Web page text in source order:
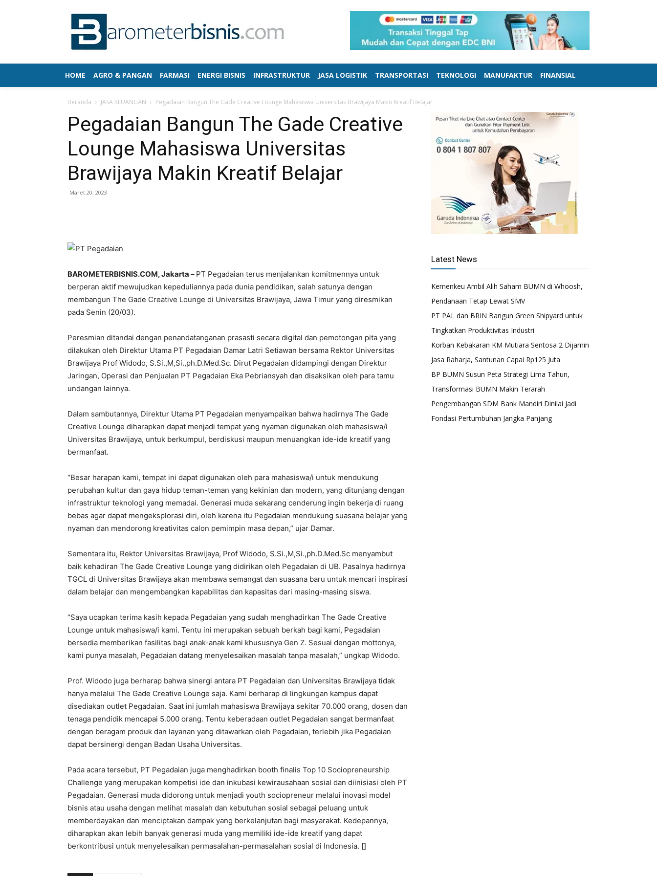
HOME AGRO & PANGAN FARMASI ENERGI BISNIS INFRASTRUKTUR JASA LOGISTIK TRANSPORTASI TEKNOLOGI MANUFAKTUR FINANSIAL
Beranda JASA KEUANGAN Pegadaian Bangun The Gade Creative Lounge Mahasiswa Universitas Brawijaya Makin Kreatif Belajar
Pegadaian Bangun The Gade Creative
Lounge Mahasiswa Universitas
Brawijaya Makin Kreatif Belajar
Maret 20, 2023
BAROMETERBISNIS.COM, Jakarta – PT Pegadaian terus menjalankan komitmennya untuk
berperan aktif mewujudkan kepeduliannya pada dunia pendidikan, salah satunya dengan
membangun The Gade Creative Lounge di Universitas Brawijaya, Jawa Timur yang diresmikan
pada Senin (20/03).
Peresmian ditandai dengan penandatanganan prasasti secara digital dan pemotongan pita yang
dilakukan oleh Direktur Utama PT Pegadaian Damar Latri Setiawan bersama Rektor Universitas
Brawijaya Prof Widodo, S.Si.,M,Si.,ph.D.Med.Sc. Dirut Pegadaian didampingi dengan Direktur
Jaringan, Operasi dan Penjualan PT Pegadaian Eka Pebriansyah dan disaksikan oleh para tamu
undangan lainnya.
Dalam sambutannya, Direktur Utama PT Pegadaian menyampaikan bahwa hadirnya The Gade
Creative Lounge diharapkan dapat menjadi tempat yang nyaman digunakan oleh mahasiswa/i
Universitas Brawijaya, untuk berkumpul, berdiskusi maupun menuangkan ide-ide kreatif yang
bermanfaat.
“Besar harapan kami, tempat ini dapat digunakan oleh para mahasiswa/i untuk mendukung
perubahan kultur dan gaya hidup teman-teman yang kekinian dan modern, yang ditunjang dengan
infrastruktur teknologi yang memadai. Generasi muda sekarang cenderung ingin bekerja di ruang
bebas agar dapat mengeksplorasi diri, oleh karena itu Pegadaian mendukung suasana belajar yang
nyaman dan mendorong kreativitas calon pemimpin masa depan,” ujar Damar.
Sementara itu, Rektor Universitas Brawijaya, Prof Widodo, S.Si.,M,Si.,ph.D.Med.Sc menyambut
baik kehadiran The Gade Creative Lounge yang didirikan oleh Pegadaian di UB. Pasalnya hadirnya
TGCL di Universitas Brawijaya akan membawa semangat dan suasana baru untuk mencari inspirasi
dalam belajar dan mengembangkan kapabilitas dan kapasitas dari masing-masing siswa.
“Saya ucapkan terima kasih kepada Pegadaian yang sudah menghadirkan The Gade Creative
Lounge untuk mahasiswa/i kami. Tentu ini merupakan sebuah berkah bagi kami, Pegadaian
bersedia memberikan fasilitas bagi anak-anak kami khususnya Gen Z. Sesuai dengan mottonya,
kami punya masalah, Pegadaian datang menyelesaikan masalah tanpa masalah,” ungkap Widodo.
Prof. Widodo juga berharap bahwa sinergi antara PT Pegadaian dan Universitas Brawijaya tidak
hanya melalui The Gade Creative Lounge saja. Kami berharap di lingkungan kampus dapat
disediakan outlet Pegadaian. Saat ini jumlah mahasiswa Brawijaya sekitar 70.000 orang, dosen dan
tenaga pendidik mencapai 5.000 orang. Tentu keberadaan outlet Pegadaian sangat bermanfaat
dengan beragam produk dan layanan yang ditawarkan oleh Pegadaian, terlebih jika Pegadaian
dapat bersinergi dengan Badan Usaha Universitas.
Pada acara tersebut, PT Pegadaian juga menghadirkan booth finalis Top 10 Sociopreneurship
Challenge yang merupakan kompetisi ide dan inkubasi kewirausahaan sosial dan diinisiasi oleh PT
Pegadaian. Generasi muda didorong untuk menjadi youth sociopreneur melalui inovasi model
bisnis atau usaha dengan melihat masalah dan kebutuhan sosial sebagai peluang untuk
memberdayakan dan menciptakan dampak yang berkelanjutan bagi masyarakat. Kedepannya,
diharapkan akan lebih banyak generasi muda yang memiliki ide-ide kreatif yang dapat
berkontribusi untuk menyelesaikan permasalahan-permasalahan sosial di Indonesia. []
Latest News
Kemenkeu Ambil Alih Saham BUMN di Whoosh,
Pendanaan Tetap Lewat SMV
PT PAL dan BRIN Bangun Green Shipyard untuk
Tingkatkan Produktivitas Industri
Korban Kebakaran KM Mutiara Sentosa 2 Dijamin
Jasa Raharja, Santunan Capai Rp125 Juta
BP BUMN Susun Peta Strategi Lima Tahun,
Transformasi BUMN Makin Terarah
Pengembangan SDM Bank Mandiri Dinilai Jadi
Fondasi Pertumbuhan Jangka Panjang